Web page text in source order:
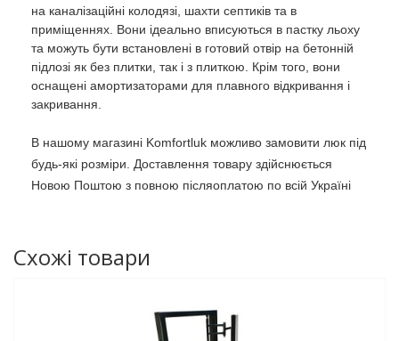
на каналізаційні колодязі, шахти септиків та в
приміщеннях. Вони ідеально вписуються в пастку льоху
та можуть бути встановлені в готовий отвір на бетонній
підлозі як без плитки, так і з плиткою. Крім того, вони
оснащені амортизаторами для плавного відкривання і
закривання.
В нашому магазині Komfortluk можливо замовити люк під
будь-які розміри. Доставлення товару здійснюється
Новою Поштою з повною післяоплатою по всій Україні
Схожі товари